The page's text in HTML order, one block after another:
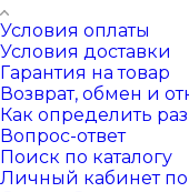
Условия оплаты
Условия доставки
Гарантия на товар
Возврат, обмен и
Как определить
Вопрос-ответ
Поиск по каталогу
Личный кабинет